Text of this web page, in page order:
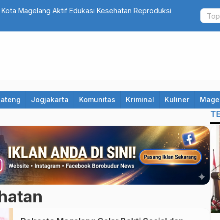
Magelang Aktif Edukasi Kesehatan Reproduksi
Geruduk
Kades
Jogjakarta Komunitas Kriminal Kuliner